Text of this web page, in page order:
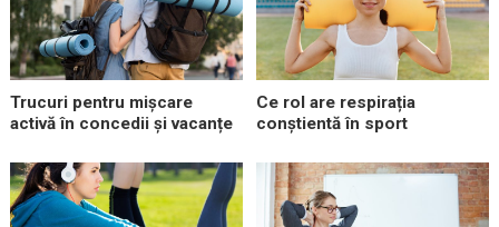
Trucuri pentru mișcare
activă în concedii și vacanțe
Ce rol are respirația
conștientă în sport